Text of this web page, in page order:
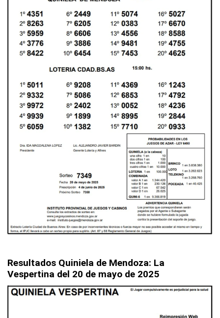
Resultados Quiniela de Mendoza: La
Vespertina del 20 de mayo de 2025